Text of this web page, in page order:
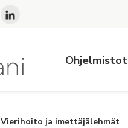
Ohjelmistot
Vierihoito ja imettäjälehmät